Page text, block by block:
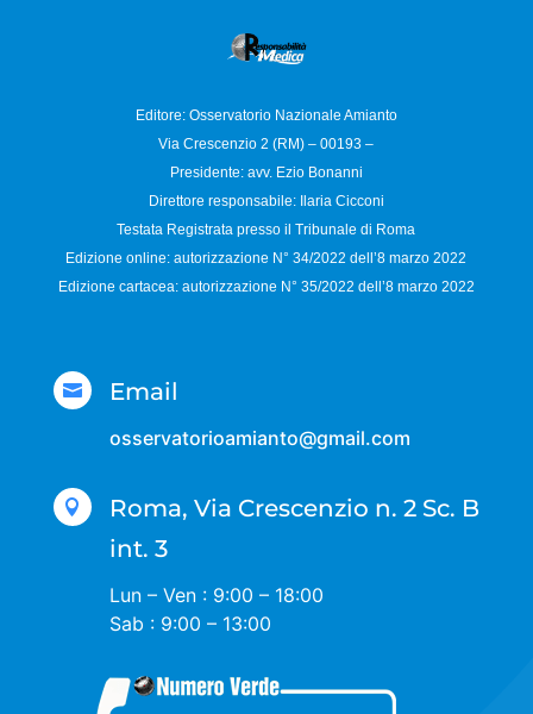
Editore: Osservatorio Nazionale Amianto
Via Crescenzio 2 (RM) – 00193 –
Presidente: avv. Ezio Bonanni
Direttore responsabile:
Ilaria Cicconi
Testata Registrata presso il Tribunale di Roma
Edizione online: autorizzazione N°34/2022 dell’8 marzo 2022
Edizione cartacea: autorizzazione N° 35/2022 dell’8 marzo 2022
 Email
osservatorioamianto@gmail.com

Roma, Via Crescenzio n. 2 Sc. B
int. 3
Lun – Ven : 9:00 – 18:00
Sab : 9:00 – 13:00